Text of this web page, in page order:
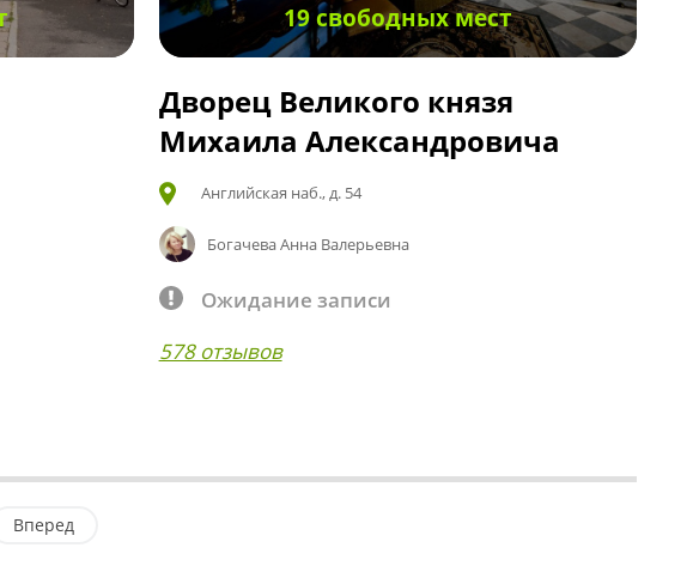
19 свободных мест
Дворец Великого князя
Михаила Александровича
Английская наб., д. 54
Богачева Анна Валерьевна
Ожидание записи
578 отзывов
Вперед